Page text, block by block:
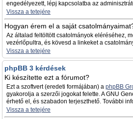
engedélyezett, lépj kapcsolatba az
Vissza a tetejére
Hogyan érem el a saját
Az általad feltöltött csatolmányok eléréséhez,
vezérlőpultra, és kövesd a linkeket a
Vissza a tetejére
phpBB 3 kérdések
Ki készítette ezt a fórumot?
Ezt a szoftvert (eredeti formájában) a phpBB
gyakorolja a szerzői jogokat felette. A GNU
érhető el, és szabadon terjeszthető. További
Vissza a tetejére